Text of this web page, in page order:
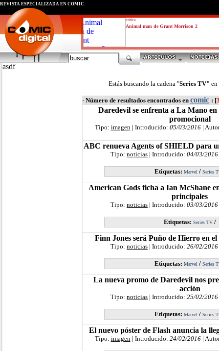
critica
Animal man de Grant Morrison 2
REVISTA ESPECIALIZADA EN CÓMIC
asdf
Estás buscando la cadena "Series TV" en
· Número de resultados encontrados en comic : [
Daredevil se enfrenta a La Mano
promocional
Tipo: imagen| Introducido: 05/03/2016|
ABC renueva Agents of SHIELD para
Tipo: noticias | Introducido: 04/03/2016
Etiquetas: Marvel/ Series
American Gods ficha a Ian McShane
principales
Tipo: noticias | Introducido: 03/03/2016
Etiquetas: Series TV/
Finn Jones será Puño de Hierro en
Tipo: noticias | Introducido: 26/02/2016
Etiquetas: Marvel/ Series
La nueva promo de Daredevil nos
acción
Tipo: noticias | Introducido: 25/02/2016
Etiquetas: Marvel/ Series
El nuevo póster de Flash anuncia la
Tipo: imagen| Introducido: 24/02/2016|